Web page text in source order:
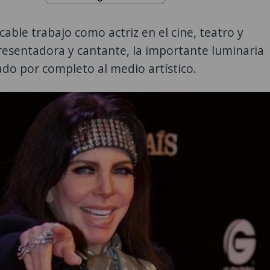
trabajo como actriz en el cine, teatro y
y cantante, la importante luminaria
por completo al medio artístico.